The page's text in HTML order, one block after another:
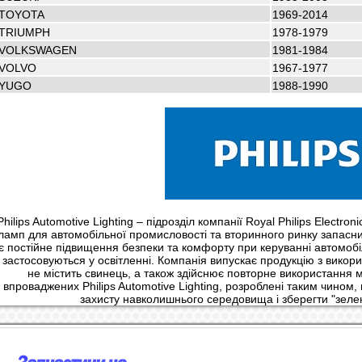
1969-2014
1978-1979
1981-1984
1967-1977
1988-1990
Automotive Lighting – підрозділ компанії Royal Philips
для автомобільної промисловості та вторинного ринку
постійне підвищення безпеки та комфорту при керуванні
застосовуються у освітленні. Компанія випускає продукцію з
не містить свинець, а також здійснює повторне використання
впроваджених Philips Automotive Lighting, розроблені таким чином,
захисту навколишнього середовища і зберегти